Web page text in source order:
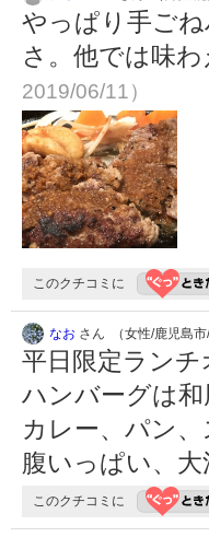
やっぱり手ご
さ。他では味
2019/06/11）
このクチコミに
なお さん （女性/鹿児島市/
平日限定ラン
ハンバーグは
カレー、パン
腹いっぱい、
このクチコミに